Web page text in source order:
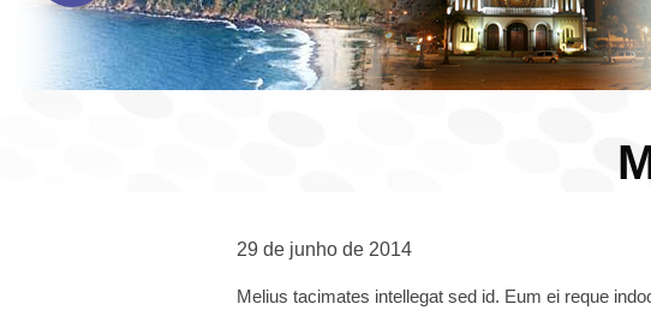
29 de junho de 2014
Melius tacimates intellegat sed id. Eum ei reque